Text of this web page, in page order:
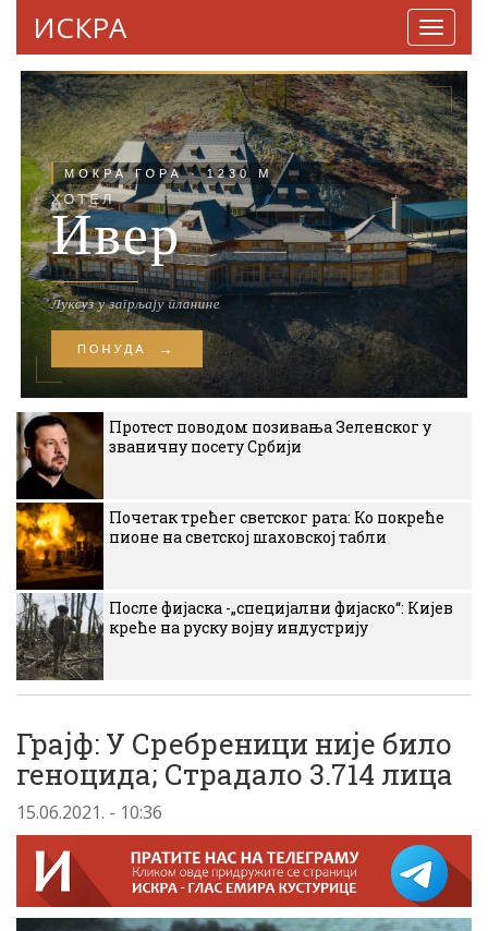
ИСКРА
Протест поводом позивања Зеленског у
званичну посету Србији
Почетак трећег светског рата: Ко покреће
пионе на светској шаховској табли
После фијаска -„специјални фијаско“: Кијев
креће на руску војну индустрију
Грајф: У Сребреници није било
геноцида; Страдало 3.714 лица
15.06.2021. - 10:36